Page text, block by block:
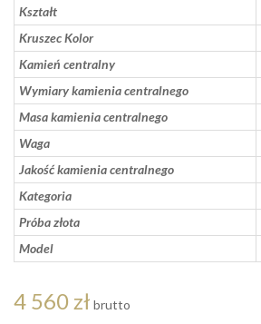
Kształt
Kruszec Kolor
Kamień centralny
Wymiary kamienia centralnego
Masa kamienia centralnego
Waga
Jakość kamienia centralnego
Kategoria
Próba złota
Model
4 560 zł brutto